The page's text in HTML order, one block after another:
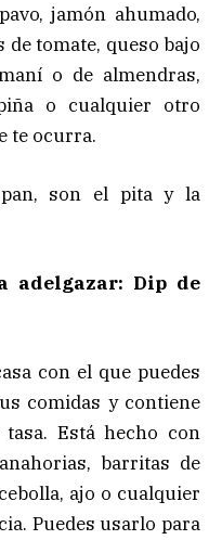
jamón ahumado,
de tomate, queso bajo
o de almendras,
o cualquier otro
te ocurra.
son el pita y la
adelgazar: Dip de
con el que puedes
comidas y contiene
Está hecho con
barritas de
ajo o cualquier
Puedes usarlo para